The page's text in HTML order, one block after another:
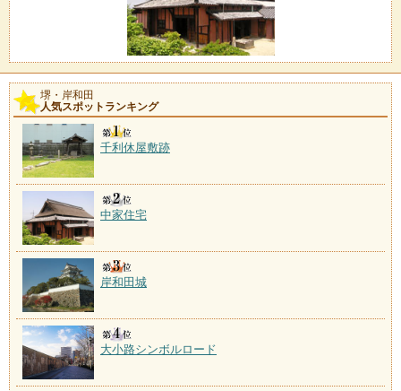
堺・岸和田
人気スポットランキング
千利休屋敷跡
中家住宅
岸和田城
大小路シンボルロード